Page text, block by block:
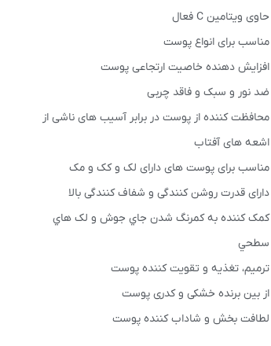
حاوی ویتامین C فعال
مناسب برای انواع پوست
افزایش دهنده خاصیت ارتجاعی پوست
ضد نور و سبک و فاقد چربی
محافظت کننده از پوست در برابر آسیب های ناشی از
اشعه های آفتاب
مناسب برای پوست های دارای لک و کک و مک
دارای قدرت روشن کنندگی و شفاف کنندگی بالا
کمک کننده به کمرنگ شدن جاي جوش و لک هاي
سطحي
ترمیم، تغذیه و تقویت کننده پوست
از بین برنده خشکی و کدری پوست
لطافت بخش و شاداب کننده پوست